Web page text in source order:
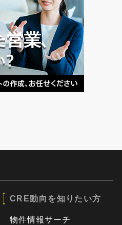
CRE動向を知りたい方
物件情報サーチ